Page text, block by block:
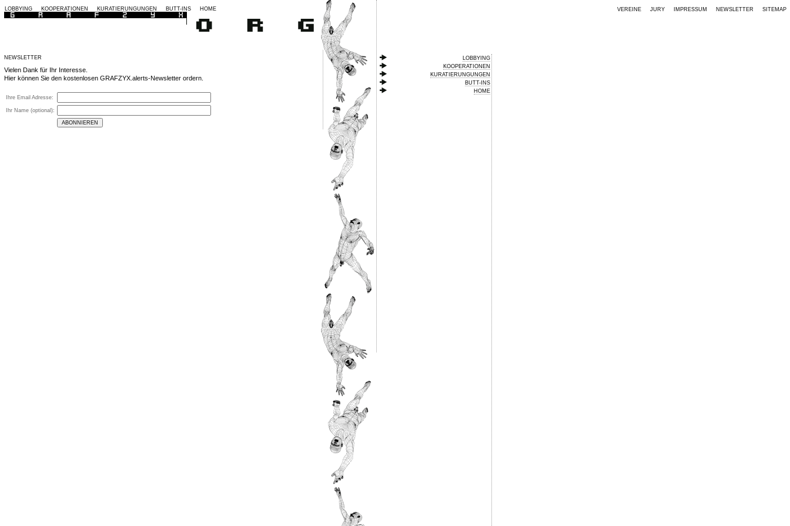
LOBBYING KOOPERATIONEN KURATIERUNGUNGEN BUTT-INS HOME VEREINE JURY IMPRESSUM NEWSLETTER SITEMAP
LOBBYING
KOOPERATIONEN
KURATIERUNGUNGEN
BUTT-INS
HOME
NEWSLETTER
Vielen Dank für Ihr Interesse.
Hier können Sie den kostenlosen GRAFZYX.alerts-Newsletter ordern.
Ihre Email Adresse:
Ihr Name (optional):